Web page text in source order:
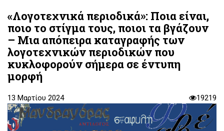
«Λογοτεχνικά περιοδικά»: Ποια είναι,
ποιο το στίγμα τους, ποιοι τα βγάζουν
– Μια απόπειρα καταγραφής των
λογοτεχνικών περιοδικών που
κυκλοφορούν σήμερα σε έντυπη
μορφή
13 Μαρτίου 2024 19219